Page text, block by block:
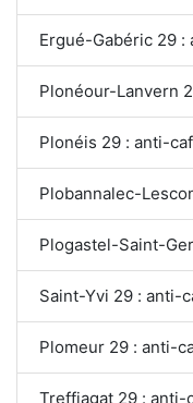
Ergué-Gabéric 29
Plonéour-Lanvern
Plonéis 29 : anti-
Plobannalec-
Plogastel-Saint-
Saint-Yvi 29 : anti-
Plomeur 29 : anti-
Treffiagat 29 : anti-